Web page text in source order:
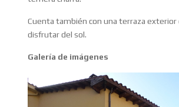
Cuenta también con una terraza exterior
disfrutar del sol.
Galería de imágenes